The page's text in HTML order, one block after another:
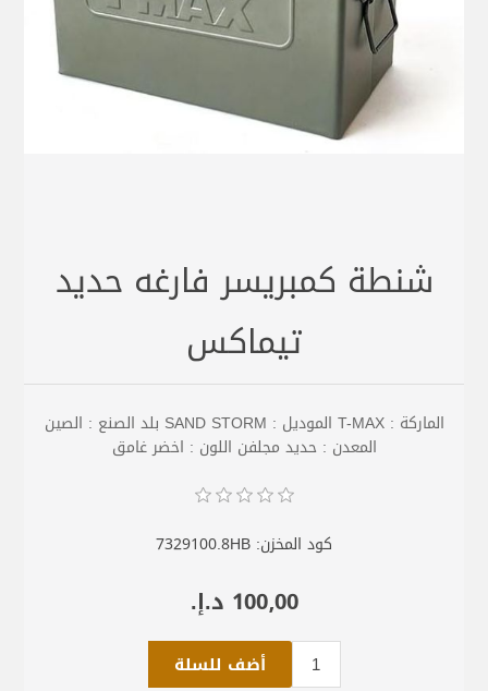
شنطة كمبريسر فارغه حديد
تيماكس
الماركة : T-MAX الموديل : SAND STORM بلد الصنع : الصين
المعدن : حديد مجلفن اللون : اخضر غامق
كود المخزن: 7329100.8HB
100٫00 د.إ.‏
أضف للسلة